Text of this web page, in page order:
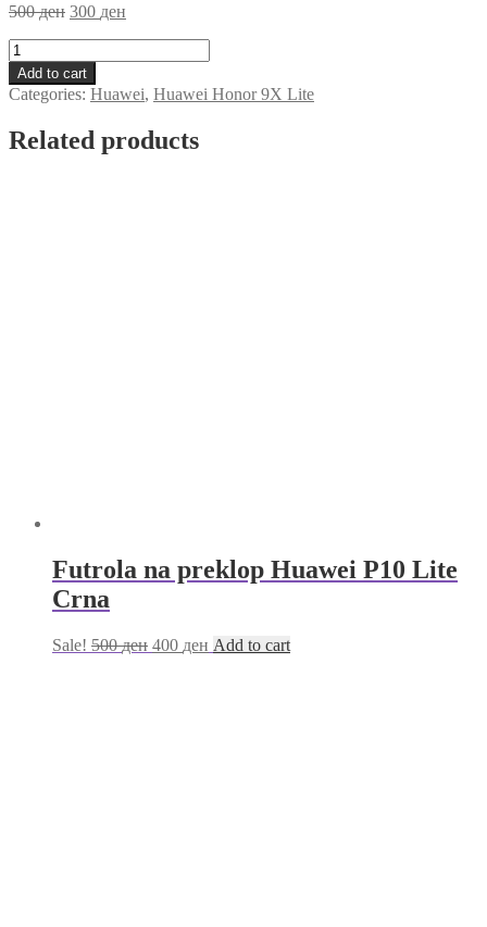
500ден 300 ден
Zastitna
Folija
Ceramics
Huawei
9X
Add to cart
Categories: Huawei, Huawei Honor 9X Lite
Related products
Futrola na preklop Huawei P10 Lite
Crna
Sale! 500ден 400 ден Add to cart